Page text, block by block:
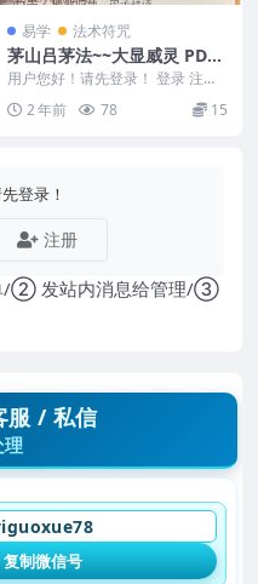
易学 法术符咒
茅山吕茅法~~大显威灵 PDF1
28页电子版 YY
用户您好！请先登录！ 登录 注册
茅山吕茅法~~大显威灵 PDF129页
电子版 ...
2 年前 78 15
登录！
注册
/② 发站内消息给管理/③
服 / 私信
复制微信号